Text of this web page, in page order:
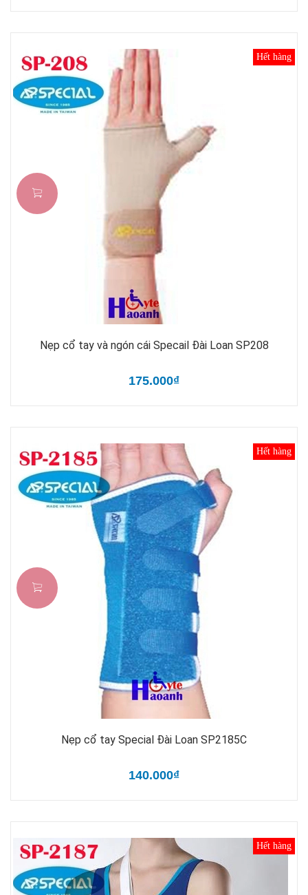
Hết hàng
Nẹp cổ tay và ngón cái Specail Đài Loan SP208
175.000₫
Hết hàng
Nẹp cổ tay Special Đài Loan SP2185C
140.000₫
Hết hàng